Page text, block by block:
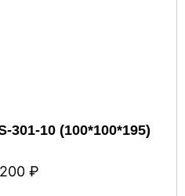
301-10 (100*100*195)
₽